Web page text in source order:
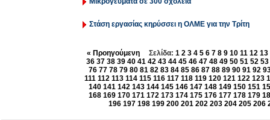
Στάση εργασίας κηρύσσει η ΟΛΜΕ για την Τρίτη
« ΠροηγούμενηΣελίδα: 1 2 3 4 5 6 7 8 9 10 11 12 13
36 37 38 39 40 41 42 43 44 45 46 47 48 49 50 51 52 53
76 77 78 79 80 81 82 83 84 85 86 87 88 89 90 91 92
111 112 113 114 115 116 117 118 119 120 121 122 123
140 141 142 143 144 145 146 147 148 149 150 151
168 169 170 171 172 173 174 175 176 177 178 179
196 197 198 199 200 201 202 203 204 205 206